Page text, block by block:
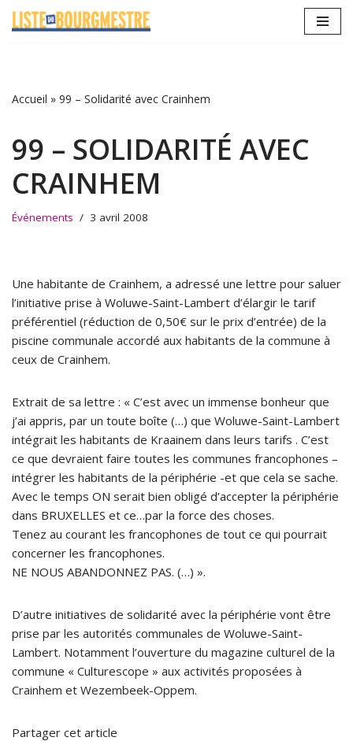
Accueil » 99 – Solidarité avec Crainhem
99 – SOLIDARITÉ AVEC
CRAINHEM
Événements 3 avril 2008
Une habitante de Crainhem, a adressé une lettre pour saluer
l’initiative prise à Woluwe-Saint-Lambert d’élargir le tarif
préférentiel (réduction de 0,50€ sur le prix d’entrée) de la
piscine communale accordé aux habitants de la commune à
ceux de Crainhem.
Extrait de sa lettre : « C’est avec un immense bonheur que
j’ai appris, par un toute boîte (…) que Woluwe-Saint-Lambert
intégrait les habitants de Kraainem dans leurs tarifs . C’est
ce que devraient faire toutes les communes francophones –
intégrer les habitants de la périphérie -et que cela se sache.
Avec le temps ON serait bien obligé d’accepter la périphérie
dans BRUXELLES et ce…par la force des choses.
Tenez au courant les francophones de tout ce qui pourrait
concerner les francophones.
NE NOUS ABANDONNEZ PAS. (…) ».
D’autre initiatives de solidarité avec la périphérie vont être
prise par les autorités communales de Woluwe-Saint-
Lambert. Notamment l’ouverture du magazine culturel de la
commune « Culturescope » aux activités proposées à
Crainhem et Wezembeek-Oppem.
Partager cet article